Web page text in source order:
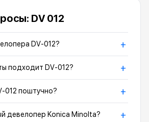
DV 012
DV-012? +
подходит DV-012? +
012 поштучно? +
девелопер Konica Minolta? +